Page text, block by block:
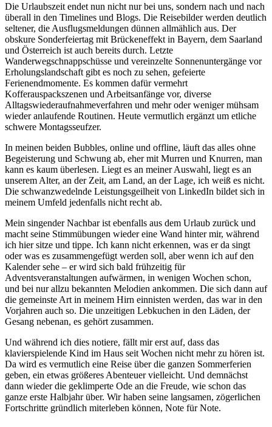
Die Urlaubszeit endet nun nicht nur bei uns, sondern nach und nach
überall in den Timelines und Blogs. Die Reisebilder werden deutlich
seltener, die Ausflugsmeldungen dünnen allmählich aus. Der
obskure Sonderfeiertag mit Brückeneffekt in Bayern, dem Saarland
und Österreich ist auch bereits durch. Letzte
Wanderwegschnappschüsse und vereinzelte Sonnenuntergänge vor
Erholungslandschaft gibt es noch zu sehen, gefeierte
Ferienendmomente. Es kommen dafür vermehrt
Kofferauspackszenen und Arbeitsanfänge vor, diverse
Alltagswiederaufnahmeverfahren und mehr oder weniger mühsam
wieder anlaufende Routinen. Heute vermutlich ergänzt um etliche
schwere Montagsseufzer.
In meinen beiden Bubbles, online und offline, läuft das alles ohne
Begeisterung und Schwung ab, eher mit Murren und Knurren, man
kann es kaum überlesen. Liegt es an meiner Auswahl, liegt es an
unserem Alter, an der Zeit, am Land, an der Lage, ich weiß es nicht.
Die schwanzwedelnde Leistungsgeilheit von LinkedIn bildet sich in
meinem Umfeld jedenfalls nicht recht ab.
Mein singender Nachbar ist ebenfalls aus dem Urlaub zurück und
macht seine Stimmübungen wieder eine Wand hinter mir, während
ich hier sitze und tippe. Ich kann nicht erkennen, was er da singt
oder was es zusammengefügt werden soll, aber wenn ich auf den
Kalender sehe – er wird sich bald frühzeitig für
Adventsveranstaltungen aufwärmen, in wenigen Wochen schon,
und bei nur allzu bekannten Melodien ankommen. Die sich dann auf
die gemeinste Art in meinem Hirn einnisten werden, das war in den
Vorjahren auch so. Die unzeitigen Lebkuchen in den Läden, der
Gesang nebenan, es gehört zusammen.
Und während ich dies notiere, fällt mir erst auf, dass das
klavierspielende Kind im Haus seit Wochen nicht mehr zu hören ist.
Da wird es vermutlich eine Reise über die ganzen Sommerferien
geben, ein etwas größeres Abenteuer vielleicht. Und demnächst
dann wieder die geklimperte Ode an die Freude, wie schon das
ganze erste Halbjahr über. Wir haben seine langsamen, zögerlichen
Fortschritte gründlich miterleben können, Note für Note.